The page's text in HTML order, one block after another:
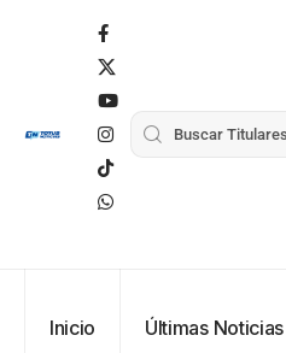
Inicio Últimas Noticias